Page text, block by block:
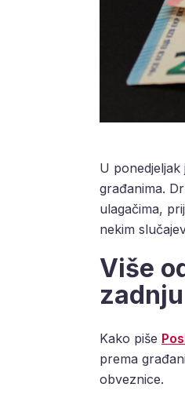
U ponedjeljak
građanima.
ulagačima,
nekim
Više
Kako piše
prema
obveznice.